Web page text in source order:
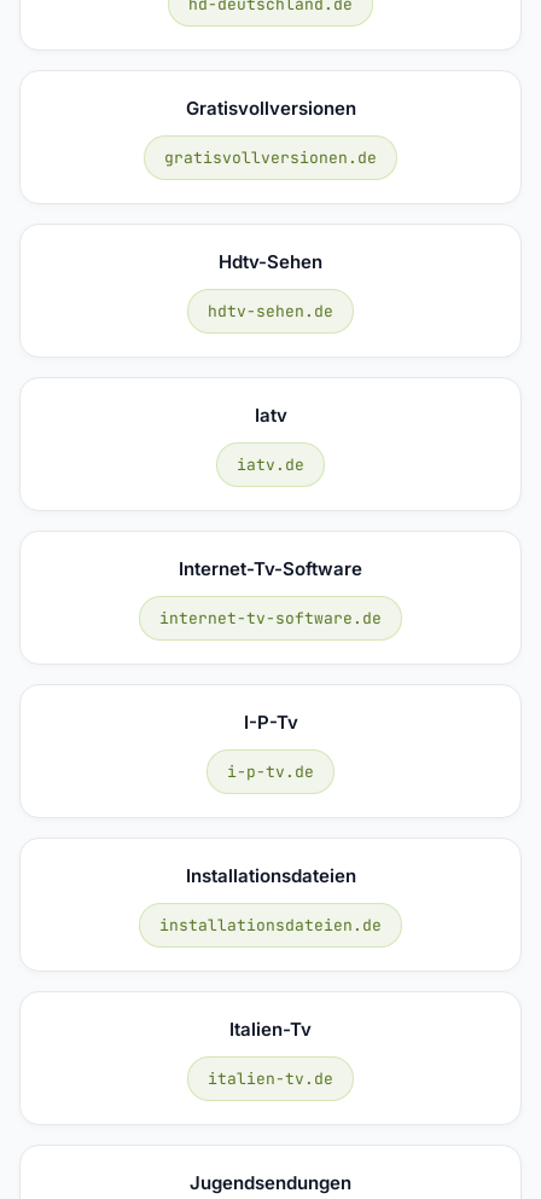
Gratisvollversionen
gratisvollversionen.de
Hdtv-Sehen
hdtv-sehen.de
Iatv
iatv.de
Internet-Tv-Software
internet-tv-software.de
I-P-Tv
i-p-tv.de
Installationsdateien
installationsdateien.de
Italien-Tv
italien-tv.de
Jugendsendungen